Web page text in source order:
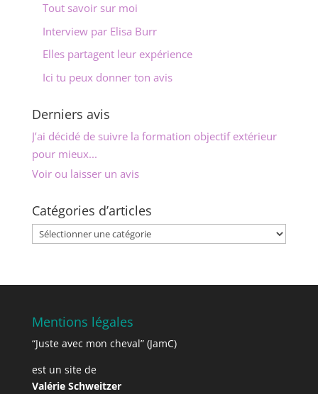
Tout savoir sur moi
Interview par Elisa Burr
Elles partagent leur expérience
Ici tu peux donner ton avis
Derniers avis
J’ai décidé de suivre la formation objectif extérieur
pour mieux...
Voir ou laisser un avis
Catégories d’articles
Catégories
Mentions légales
“Juste avec mon cheval” (JamC)
est un site de
Valérie Schweitzer